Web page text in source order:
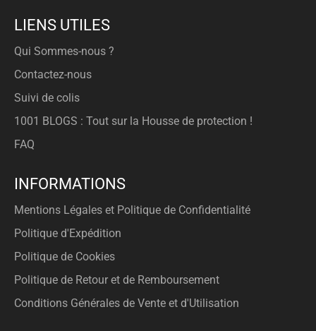
LIENS UTILES
Qui Sommes-nous ?
Contactez-nous
Suivi de colis
1001 BLOGS : Tout sur la Housse de protection !
FAQ
INFORMATIONS
Mentions Légales et Politique de Confidentialité
Politique d'Expédition
Politique de Cookies
Politique de Retour et de Remboursement
Conditions Générales de Vente et d'Utilisation